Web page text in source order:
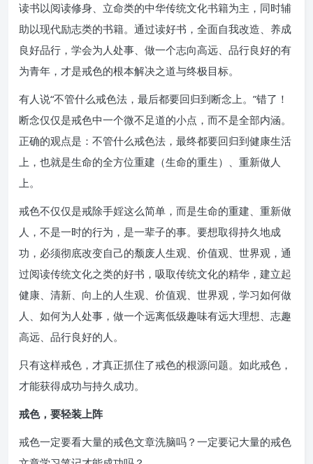
读书以阅读修身、立命类的中华传统文化书籍为主，同时辅
助以现代励志类的书籍。通过读好书，全面自我改造、养成
良好品行，学会为人处事、做一个志向高远、品行良好的有
为青年，才是戒色的根本解决之道与终极目标。
有人说“不管什么戒色法，最后都要回归到断念上。”错了！
断念仅仅是戒色中一个微不足道的小点，而不是全部内涵。
正确的观点是：不管什么戒色法，最终都要回归到健康生活
上，也就是生命的全方位重建（生命的重生）、重新做人
上。
戒色不仅仅是戒除手婬这么简单，而是生命的重建、重新做
人，不是一时的行为，是一辈子的事。要想取得持久地成
功，必须彻底改变自己的颓废人生观、价值观、世界观，通
过阅读传统文化之类的好书，吸取传统文化的精华，建立起
健康、清新、向上的人生观、价值观、世界观，学习如何做
人、如何为人处事，做一个远离低级趣味有远大理想、志趣
高远、品行良好的人。
只有这样戒色，才真正抓住了戒色的根源问题。如此戒色，
才能获得成功与持久成功。
戒色，要轻装上阵
戒色一定要看大量的戒色文章洗脑吗？一定要记大量的戒色